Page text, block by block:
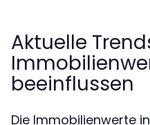
Aktuelle
beeinflussen
Die Immobilienwerte